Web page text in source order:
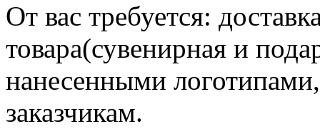
От вас требуется:
товара(сувенирная и
нанесенными
заказчикам.